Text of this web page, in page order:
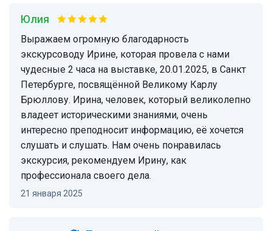
Юлия
Выражаем огромную благодарность
экскурсоводу Ирине, которая провела с нами
чудесные 2 часа на выставке, 20.01.2025, в Санкт
Петербурге, посвящённой Великому Карлу
Брюллову. Ирина, человек, который великолепно
владеет историческими знаниями, очень
интересно преподносит информацию, её хочется
слушать и слушать. Нам очень понравилась
экскурсия, рекомендуем Ирину, как
профессионала своего дела.
21 января 2025